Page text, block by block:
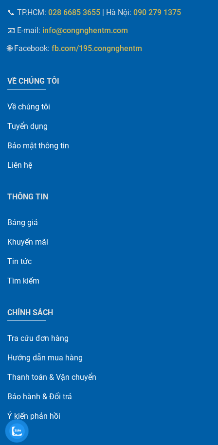
📞 TP.HCM: 028 6685 3655 | Hà Nội: 090 279 1375
📧 E-mail : info@congnghentm.com
🌐 Facebook: fb.com/195.congnghentm
VỀ CHÚNG TÔI
Về chúng tôi
Tuyển dụng
Bảo mật thông tin
Liên hệ
THÔNG TIN
Bảng giá
Khuyến mãi
Tin tức
Tìm kiếm
CHÍNH SÁCH
Tra cứu đơn hàng
Hướng dẫn mua hàng
Thanh toán & Vận chuyển
Bảo hành & Đổi trả
Ý kiến phản hồi